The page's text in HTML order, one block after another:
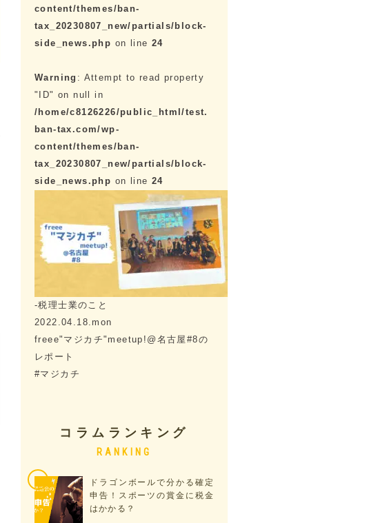
content/themes/ban-
tax_20230807_new/partials/block-
side_news.php on line 24
Warning : Attempt to read property
"ID" on null in
/home/c8126226/public_html/test.
ban-tax.com/wp-
content/themes/ban-
tax_20230807_new/partials/block-
side_news.php on line 24
-税理士業のこと
2022.04.18.mon
freee"マジカチ"meetup!@名古屋#8の
レポート
#マジカチ
コラムランキング
ドラゴンボールで分かる確定
申告！スポーツの賞金に税金
はかかる？